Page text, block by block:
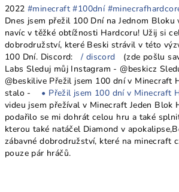
2022 #minecraft #100dní
Dnes jsem přežil 100 Dní na Jednom
navíc v těžké obtížnosti Hardcoru! Užij si
dobrodružství, které Beski strávil v této
100 Dní. Discord:
/ discord
(zde pošlu
Labs Sleduj můj Instagram - @beskicz
@beskilive Přežil jsem 100 dní v Minecraft
stalo -
• Přežil jsem 100 dní v Minecraft
videu jsem přežíval v Minecraft Jeden Blok
podařilo se mi dohrát celou hru a také
kterou také natáčel Diamond v
zábavné dobrodružství, které na minecraft
pouze pár hráčů.